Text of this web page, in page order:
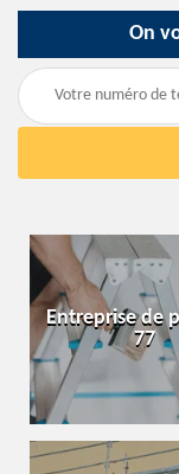
On
Entreprise de
77